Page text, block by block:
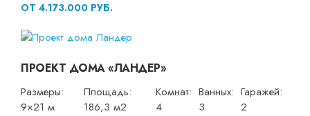
ОТ 4.173.000 РУБ.
ПРОЕКТ ДОМА «ЛАНДЕР»
Размеры:
9×21 м
Площадь:
186,3 м2
Комнат:
4
Ванных:
3
Гаражей:
2